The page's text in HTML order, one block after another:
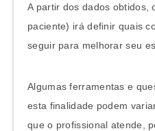
A partir dos dados obtidos,
paciente) irá definir quais
seguir para melhorar seu
Algumas ferramentas e
esta finalidade podem
que o profissional atende,